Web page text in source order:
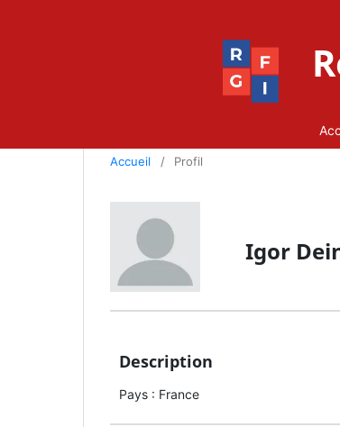
Accueil / Profil
Igor
Description
Pays : France